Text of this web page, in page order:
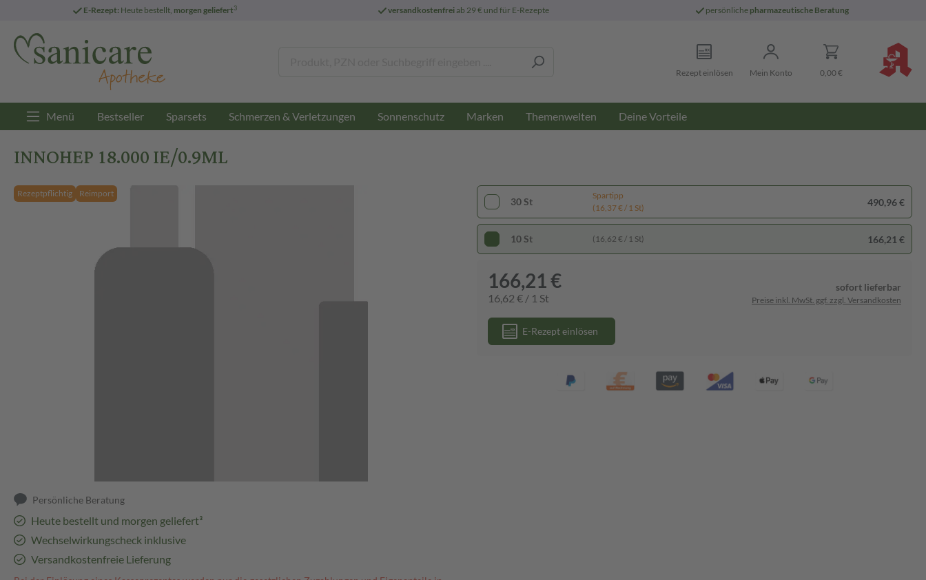
E-Rezept: Heute bestellt, morgen geliefert3 versandkostenfreiab 29 € und für E-Rezepte persönliche pharmazeutische Beratung
Rezept einlösen Mein Konto 0,00 €
Menü Bestseller Sparsets Schmerzen & Verletzungen Sonnenschutz Marken Themenwelten Deine Vorteile
INNOHEP 18.000 IE/0.9ML
Rezeptpflichtig Reimport
Persönliche Beratung
Heute bestellt und morgen geliefert³
Wechselwirkungscheck inklusive
Versandkostenfreie Lieferung
30 St
Spartipp
(16,37 € / 1 St)
490,96 €
10 St (16,62 € / 1 St) 166,21 €
166,21 €
16,62 € / 1 St
sofort lieferbar
Preise inkl. MwSt. ggf. zzgl. Versandkosten
E-Rezept einlösen